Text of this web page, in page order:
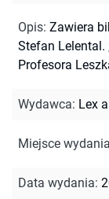
Opis: Zawiera
Stefan Lelental.
Profesora
Wydawca: Lex
Miejsce wydania
Data wydania: